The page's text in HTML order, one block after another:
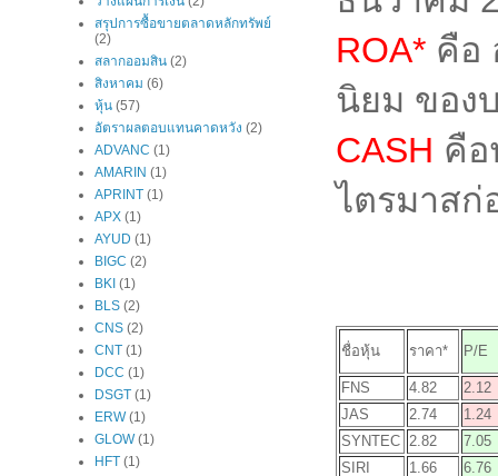
ROA* คือ
นิยม ของ
CASH คือ
ไตรมาส
ชื่อหุ้น ราคา* P/E
FNS 4.82
2.12
JAS
2.74
1.24
SYNTEC 2.82
7.05
SIRI
1.66
6.76
สรุปการซื้อขายตลาดหลักทรัพย์
(2)
สลากออมสิน (2)
สิงหาคม (6)
หุ้น (57)
อัตราผลตอบแทนคาดหวัง (2)
ADVANC (1)
AMARIN (1)
APRINT (1)
APX (1)
AYUD (1)
BIGC (2)
BKI (1)
BLS (2)
CNS (2)
CNT (1)
DCC (1)
DSGT (1)
ERW (1)
GLOW (1)
HFT (1)